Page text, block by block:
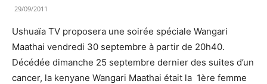
29/09/2011
Ushuaïa TV proposera une soirée spéciale Wangari
Maathai vendredi 30 septembre à partir de 20h40.
Décédée dimanche 25 septembre dernier des suites d’un
cancer, la kenyane Wangari Maathai était la 1ère femme